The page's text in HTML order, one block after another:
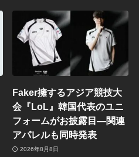
Faker擁するアジア競技大
会『LoL』韓国代表のユニ
フォームがお披露目―関連
アパレルも同時発表
2026年8月8日